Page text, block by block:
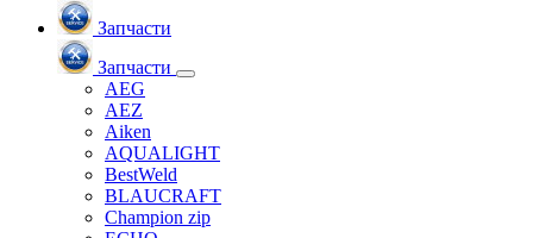
Запчасти
Запчасти
AEG
AEZ
Aiken
AQUALIGHT
BestWeld
BLAUCRAFT
Champion zip